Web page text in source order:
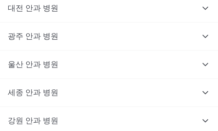
대전 안과 병원
광주 안과 병원
울산 안과 병원
세종 안과 병원
강원 안과 병원